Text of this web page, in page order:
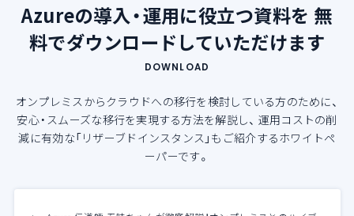
Azureの導入・運用に役立つ資料を 無
料でダウンロードしていただけます
DOWNLOAD
オンプレミスからクラウドへの移行を検討している方のために、
安心・スムーズな移行を実現する方法を解説し、 運用コストの削
減に有効な「リザーブドインスタンス」もご紹介するホワイトペ
ーパーです。